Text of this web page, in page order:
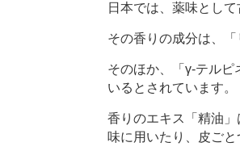
日本では、薬味とし
その香りの成分は、
そのほか、「γ‐テル
いるとされています。
香りのエキス「精油
味に用いたり、皮ごと